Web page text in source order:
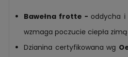
Bawełna frotte - oddycha i
wzmaga poczucie ciepła zimą
Dzianina certyfikowana wg